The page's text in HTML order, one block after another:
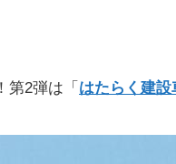
第2弾は「 はたらく建設